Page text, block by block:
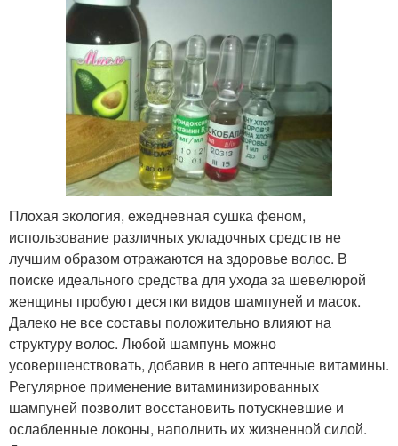
Плохая экология, ежедневная сушка феном,
использование различных укладочных средств не
лучшим образом отражаются на здоровье волос. В
поиске идеального средства для ухода за шевелюрой
женщины пробуют десятки видов шампуней и масок.
Далеко не все составы положительно влияют на
структуру волос. Любой шампунь можно
усовершенствовать, добавив в него аптечные витамины.
Регулярное применение витаминизированных
шампуней позволит восстановить потускневшие и
ослабленные локоны, наполнить их жизненной силой.